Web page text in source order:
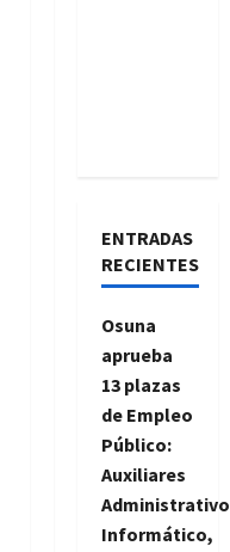
ENTRADAS
RECIENTES
Osuna
aprueba
13 plazas
de Empleo
Público:
Auxiliares
Informático,